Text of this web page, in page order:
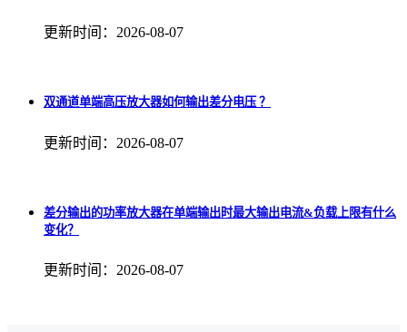
更新时间：2026-08-07
双通道单端高压放大器如何输出差分电压 ？
更新时间：2026-08-07
差分输出的功率放大器在单端输出时最大输出电流&负载上限有什么
变化？
更新时间：2026-08-07